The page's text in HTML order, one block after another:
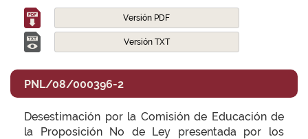
Versión PDF
Versión TXT
PNL/08/000396-2
Desestimación por la Comisión de Educación de
la Proposición No de Ley presentada por los